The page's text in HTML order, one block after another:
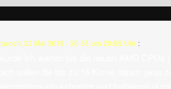
22 Mai 2019 - 20:55 um 20:55 Uhr :